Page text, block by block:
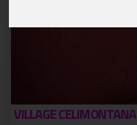
VILLAGE CELIMONTANA